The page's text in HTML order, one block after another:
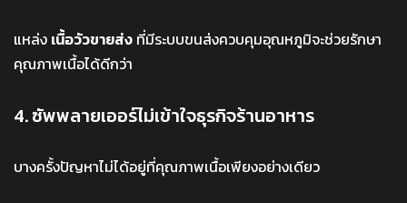
แหล่ง เนื้อวัวขายส่ง ที่มีระบบขนส่งควบคุมอุณหภูมิจะช่วยรักษา
คุณภาพเนื้อได้ดีกว่า
4. ซัพพลายเออร์ไม่เข้าใจธุรกิจร้านอาหาร
บางครั้งปัญหาไม่ได้อยู่ที่คุณภาพเนื้อเพียงอย่างเดียว